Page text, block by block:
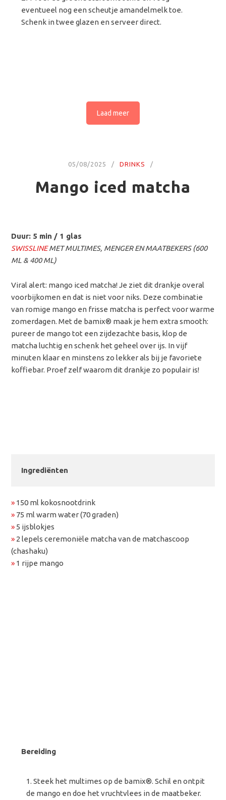
eventueel nog een scheutje amandelmelk toe.
Schenk in twee glazen en serveer direct.
Laad meer
05/08/2025 DRINKS
Mango iced matcha
Duur: 5 min / 1 glas
SWISSLINEMET MULTIMES, MENGER EN MAATBEKERS (600
ML & 400 ML)
Viral alert: mango iced matcha! Je ziet dit drankje overal
voorbijkomen en dat is niet voor niks. Deze combinatie
van romige mango en frisse matcha is perfect voor warme
zomerdagen. Met de bamix® maak je hem extra smooth:
pureer de mango tot een zijdezachte basis, klop de
matcha luchtig en schenk het geheel over ijs. In vijf
minuten klaar en minstens zo lekker als bij je favoriete
koffiebar. Proef zelf waarom dit drankje zo populair is!
Ingrediënten
» 150 ml kokosnootdrink
» 75 ml warm water (70 graden)
» 5 ijsblokjes
» 2 lepels ceremoniële matcha van de matchascoop
(chashaku)
» 1 rijpe mango
Bereiding
Steek het multimes op de bamix®. Schil en ontpit
de mango en doe het vruchtvlees in de maatbeker.